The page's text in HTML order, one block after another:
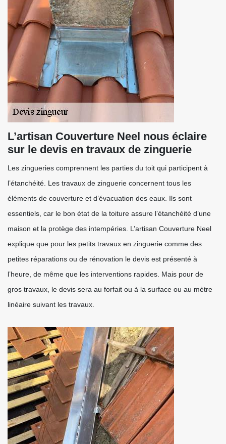
L’artisan Couverture Neel nous éclaire
sur le devis en travaux de zinguerie
Les zingueries comprennent les parties du toit qui participent à
l’étanchéité. Les travaux de zinguerie concernent tous les
éléments de couverture et d’évacuation des eaux. Ils sont
essentiels, car le bon état de la toiture assure l’étanchéité d’une
maison et la protège des intempéries. L’artisan Couverture Neel
explique que pour les petits travaux en zinguerie comme des
petites réparations ou de rénovation le devis est présenté à
l’heure, de même que les interventions rapides. Mais pour de
gros travaux, le devis sera au forfait ou à la surface ou au mètre
linéaire suivant les travaux.